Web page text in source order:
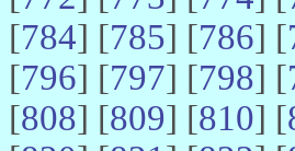
[784] [785] [786] [
[796] [797] [798] [
[808] [809] [810] [